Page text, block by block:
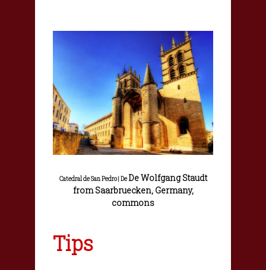
Catedral de San Pedro | DeDe Wolfgang Staudt
from Saarbruecken, Germany,
commons
Tips